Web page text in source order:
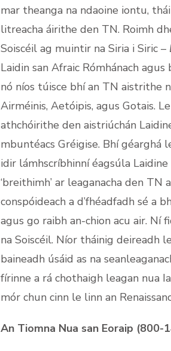
mar theanga na ndaoine iontu,
litreacha áirithe den TN. Roimh
Soiscéil ag muintir na Siria i Siric –
Laidin san Afraic Rómhánach
nó níos túisce bhí an TN aistrithe
Airméinis, Aetóipis, agus Gotais.
athchóirithe den aistriúchán
mbuntéacs Gréigise. Bhí géarghá
idir lámhscríbhinní éagsúla
‘breithimh’ ar leaganacha den
conspóideach a d’fhéadfadh sé a
agus go raibh an-chion acu air. Ní
na Soiscéil. Níor tháinig deireadh
baineadh úsáid as na
fírinne a rá chothaigh leagan nua
mór chun cinn le linn an
An Tiomna Nua san Eoraip (800-